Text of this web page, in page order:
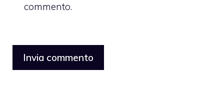
commento.